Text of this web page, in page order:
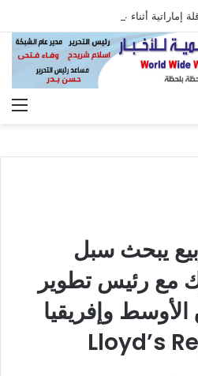
إماراتية أثناء عبورها هرمز
يبحث سبل
مع رئيس تطوير
وإفريقيا